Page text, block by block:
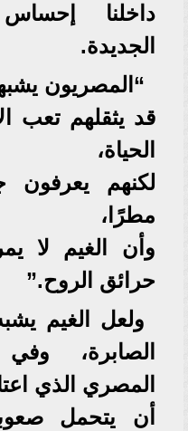
داخلنا إحساس
الجديدة.
“المصريون
قد يثقلهم تعب
الحياة،
لكنهم يعرفون
مطرًا،
وأن الغيم لا
حرائق الروح.”
ولعل الغيم
الصابرة،
المصري الذي
أن يتحمل